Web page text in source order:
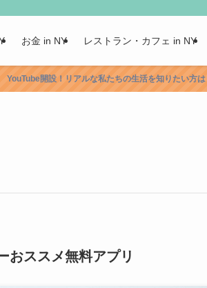
お金 in NY レストラン・カフェ in NY
YouTube開設！リアルな私たちの生活を知りたい方は
おススメ無料アプリ